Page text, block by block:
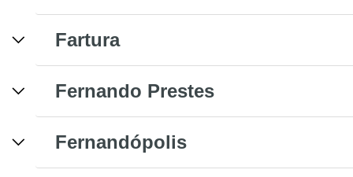
Fartura
Fernando Prestes
Fernandópolis